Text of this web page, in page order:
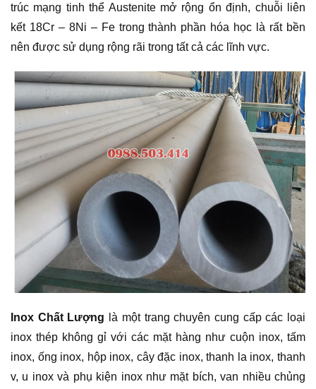
trúc mạng tinh thể Austenite mở rộng ổn định, chuỗi liên
kết 18Cr – 8Ni – Fe trong thành phần hóa học là rất bền
nên được sử dụng rộng rãi trong tất cả các lĩnh vực.
Inox Chất Lượng là một trang chuyên cung cấp các loại
inox thép không gỉ với các mặt hàng như cuộn inox, tấm
inox, ống inox, hộp inox, cây đặc inox, thanh la inox, thanh
v, u inox và phụ kiện inox như mặt bích, van nhiều chủng